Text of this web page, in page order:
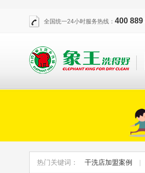
全国统一24小时服务热线： 400 889
热门关键词： 干洗店加盟案例 |